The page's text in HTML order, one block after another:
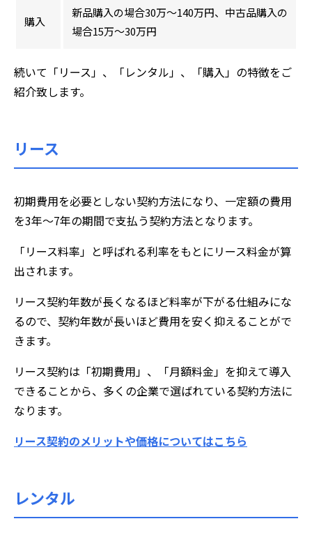
購入
新品購入の場合30万〜140万円、中古品購入の
場合15万〜30万円
続いて「リース」、「レンタル」、「購入」の特徴をご
紹介致します。
リース
初期費用を必要としない契約方法になり、一定額の費用
を3年～7年の期間で支払う契約方法となります。
「リース料率」と呼ばれる利率をもとにリース料金が算
出されます。
リース契約年数が長くなるほど料率が下がる仕組みにな
るので、契約年数が長いほど費用を安く抑えることがで
きます。
リース契約は「初期費用」、「月額料金」を抑えて導入
できることから、多くの企業で選ばれている契約方法に
なります。
リース契約のメリットや価格についてはこちら
レンタル